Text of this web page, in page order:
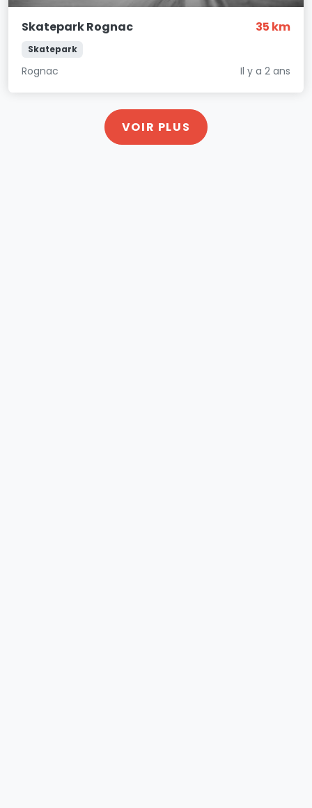
Skatepark Rognac 35 km
Skatepark
Rognac Il y a 2 ans
VOIR PLUS